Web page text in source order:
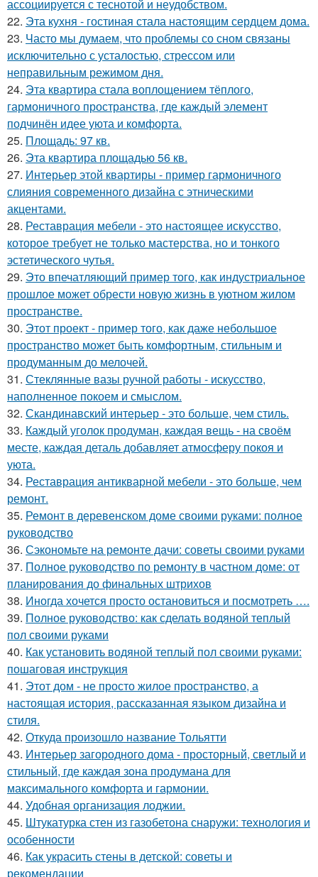
ассоциируется с теснотой и неудобством.
22. Эта кухня - гостиная стала настоящим сердцем дома.
23. Часто мы думаем, что проблемы со сном связаны
исключительно с усталостью, стрессом или
неправильным режимом дня.
24. Эта квартира стала воплощением тёплого,
гармоничного пространства, где каждый элемент
подчинён идее уюта и комфорта.
25. Площадь: 97 кв.
26. Эта квартира площадью 56 кв.
27. Интерьер этой квартиры - пример гармоничного
слияния современного дизайна с этническими
акцентами.
28. Реставрация мебели - это настоящее искусство,
которое требует не только мастерства, но и тонкого
эстетического чутья.
29. Это впечатляющий пример того, как индустриальное
прошлое может обрести новую жизнь в уютном жилом
пространстве.
30. Этот проект - пример того, как даже небольшое
пространство может быть комфортным, стильным и
продуманным до мелочей.
31. Стеклянные вазы ручной работы - искусство,
наполненное покоем и смыслом.
32. Скандинавский интерьер - это больше, чем стиль.
33. Каждый уголок продуман, каждая вещь - на своём
месте, каждая деталь добавляет атмосферу покоя и
уюта.
34. Реставрация антикварной мебели - это больше, чем
ремонт.
35. Ремонт в деревенском доме своими руками: полное
руководство
36. Сэкономьте на ремонте дачи: советы своими руками
37. Полное руководство по ремонту в частном доме: от
планирования до финальных штрихов
38. Иногда хочется просто остановиться и посмотреть ….
39. Полное руководство: как сделать водяной теплый
пол своими руками
40. Как установить водяной теплый пол своими руками:
пошаговая инструкция
41. Этот дом - не просто жилое пространство, а
настоящая история, рассказанная языком дизайна и
стиля.
42. Откуда произошло название Тольятти
43. Интерьер загородного дома - просторный, светлый и
стильный, где каждая зона продумана для
максимального комфорта и гармонии.
44. Удобная организация лоджии.
45. Штукатурка стен из газобетона снаружи: технология и
особенности
46. Как украсить стены в детской: советы и
рекомендации